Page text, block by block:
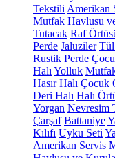
Tekstili Amerikan
Mutfak Havlusu
Tutacak Raf
Perde Jaluziler Tül
Rustik Perde
Halı Yolluk
Hasır Halı Çocuk
Deri Halı Halı
Yorgan Nevresim
Çarşaf Battaniye
Kılıfı Uyku Seti
Amerikan Servis